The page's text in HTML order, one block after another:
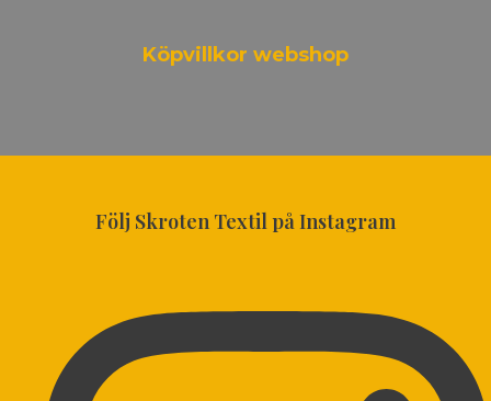
Köpvillkor webshop
Följ Skroten Textil på Instagram